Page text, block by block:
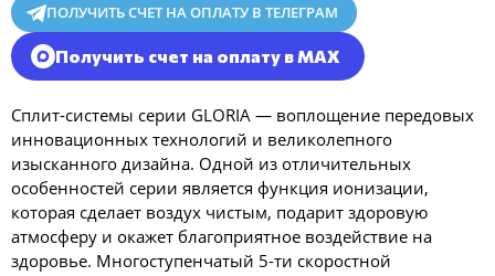
ПОЛУЧИТЬ СЧЕТ НА ОПЛАТУ В ТЕЛЕГРАМ
Получить счет на оплату в MAX
Сплит-системы серии GLORIA — воплощение передовых
инновационных технологий и великолепного
изысканного дизайна. Одной из отличительных
особенностей серии является функция ионизации,
которая сделает воздух чистым, подарит здоровую
атмосферу и окажет благоприятное воздействие на
здоровье. Многоступенчатый 5-ти скоростной